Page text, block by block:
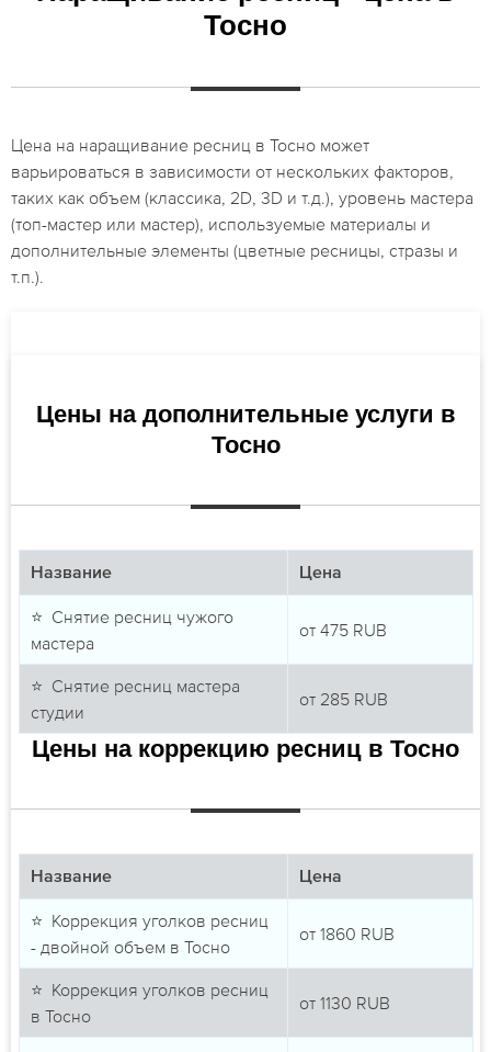
Тосно
Цена на наращивание ресниц в Тосно может
варьироваться в зависимости от нескольких факторов,
таких как объем (классика, 2D, 3D и т.д.), уровень мастера
(топ-мастер или мастер), используемые материалы и
дополнительные элементы (цветные ресницы, стразы и
т.п.).
Цены на дополнительные услуги в
Тосно
Название Цена
⭐ Снятие ресниц чужого
мастера
от 475 RUB
⭐ Снятие ресниц мастера
студии
от 285 RUB
Цены на коррекцию ресниц в Тосно
Название Цена
⭐ Коррекция уголков ресниц
- двойной объем в Тосно
от 1860 RUB
⭐ Коррекция уголков ресниц
в Тосно
от 1130 RUB